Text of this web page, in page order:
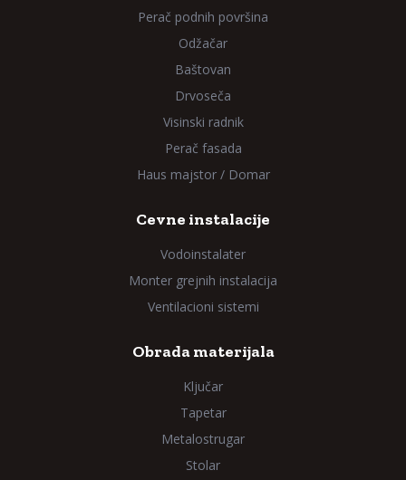
Perač podnih površina
Odžačar
Baštovan
Drvoseča
Visinski radnik
Perač fasada
Haus majstor / Domar
Cevne instalacije
Vodoinstalater
Monter grejnih instalacija
Ventilacioni sistemi
Obrada materijala
Ključar
Tapetar
Metalostrugar
Stolar